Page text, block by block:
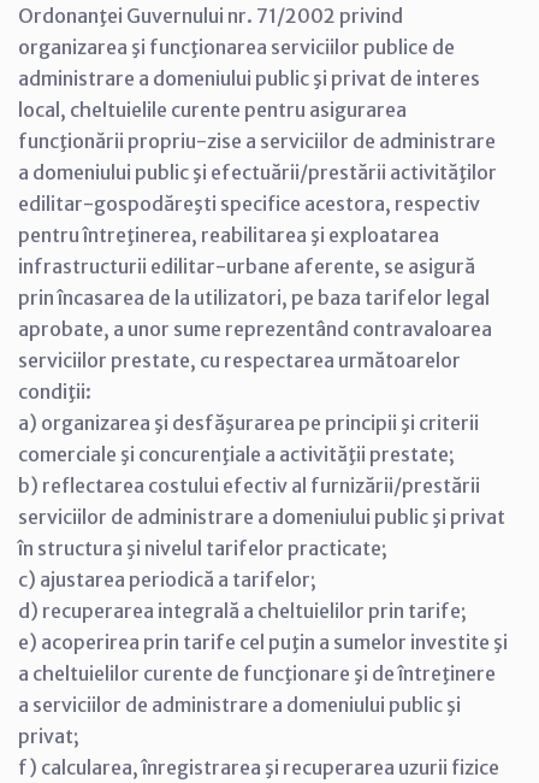
Ordonanţei Guvernului nr. 71/2002 privind
organizarea şi funcţionarea serviciilor publice de
administrare a domeniului public şi privat de interes
local, cheltuielile curente pentru asigurarea
funcţionării propriu-zise a serviciilor de administrare
a domeniului public şi efectuării/prestării activităţilor
edilitar-gospodăreşti specifice acestora, respectiv
pentru întreţinerea, reabilitarea şi exploatarea
infrastructurii edilitar-urbane aferente, se asigură
prin încasarea de la utilizatori, pe baza tarifelor legal
aprobate, a unor sume reprezentând contravaloarea
serviciilor prestate, cu respectarea următoarelor
condiţii:
a) organizarea şi desfăşurarea pe principii şi criterii
comerciale şi concurenţiale a activităţii prestate;
b) reflectarea costului efectiv al furnizării/prestării
serviciilor de administrare a domeniului public şi privat
în structura şi nivelul tarifelor practicate;
c) ajustarea periodică a tarifelor;
d) recuperarea integrală a cheltuielilor prin tarife;
e) acoperirea prin tarife cel puţin a sumelor investite şi
a cheltuielilor curente de funcţionare şi de întreţinere
a serviciilor de administrare a domeniului public şi
privat;
f) calcularea, înregistrarea şi recuperarea uzurii fizice